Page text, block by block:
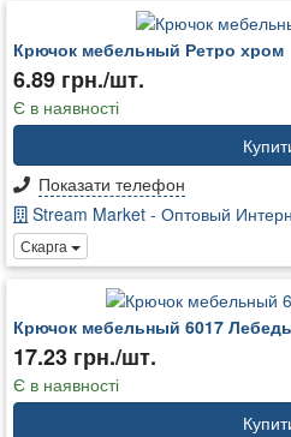
Крючок мебельный Ретро хром
6.89 грн./шт.
Є в наявності
Показати телефон
Stream Market - Оптовый
Скарга
Крючок мебельный 6017
17.23 грн./шт.
Є в наявності